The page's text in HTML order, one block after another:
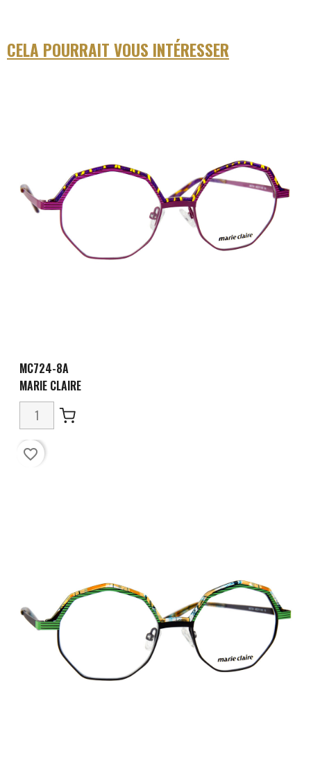
CELA POURRAIT VOUS INTÉRESSER
MC724-8A
MARIE CLAIRE
favorite_border